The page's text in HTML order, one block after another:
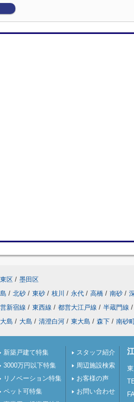
区 / 墨田区
/ 北砂 / 東砂 / 枝川 / 永代 / 高橋 / 南砂 /
新宿線 / 東西線 / 都営大江戸線 / 半蔵門線 /
島 / 大島 / 清澄白河 / 東大島 / 森下 / 南砂
新築戸建て特集
3000万円以下特集
リノベーション特集
ペット可特集
スタッフ紹介
周辺施設検索
お客様の声
お問い合わせ